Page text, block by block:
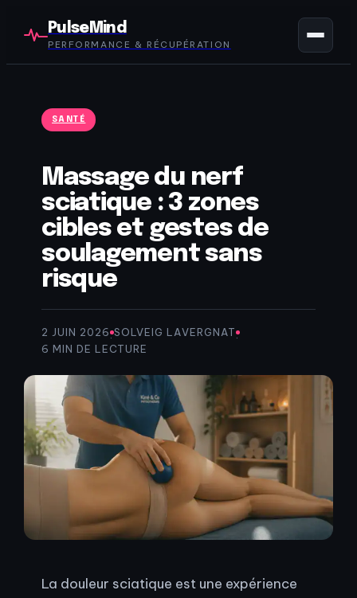
PulseMind
PERFORMANCE & RÉCUPÉRATION
SANTÉ
Massage du nerf
sciatique : 3 zones
cibles et gestes de
soulagement sans
risque
2 JUIN 2026·SOLVEIG LAVERGNAT·
6 MIN DE LECTURE
La douleur sciatique est une expérience